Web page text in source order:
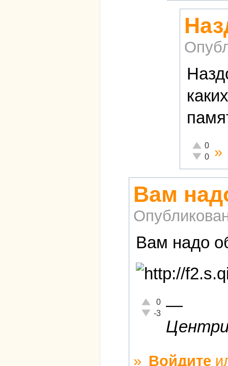
Отлично!
0
0 »
Вам
Вам надо
Отлично!
0
Неадекватно!
-3 —
» Войдите